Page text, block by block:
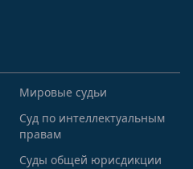
Мировые судьи
Суд по интеллектуальным
правам
Суды общей юрисдикции